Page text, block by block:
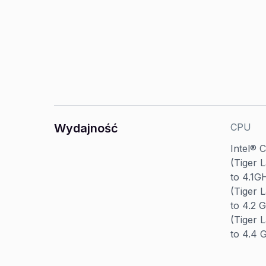
Wydajność
CPU
Intel®
(Tiger
to
(Tiger
to 4.2
(Tiger
to 4.4